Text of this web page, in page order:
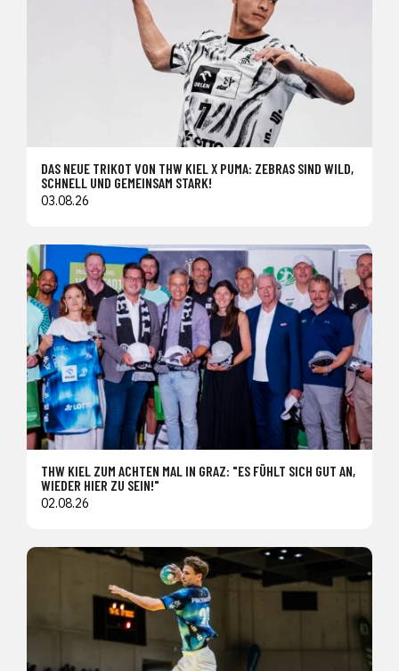
DAS NEUE TRIKOT VON THW KIEL X PUMA: ZEBRAS SIND WILD,
SCHNELL UND GEMEINSAM STARK!
03.08.26
THW KIEL ZUM ACHTEN MAL IN GRAZ: "ES FÜHLT SICH GUT AN,
WIEDER HIER ZU SEIN!"
02.08.26